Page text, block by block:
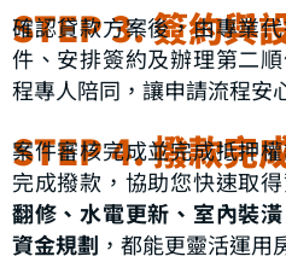
STEP 3. 簽約與
確認貸款方案後，由專業
件、安排簽約及辦理第二
程專人陪同，讓申請流程安
STEP 4. 撥款完
案件審核完成並完成抵押
完成撥款，協助您快速取
翻修、水電更新、室內裝
資金規劃 ，都能更靈活運用